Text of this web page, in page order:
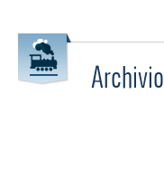
Archivio